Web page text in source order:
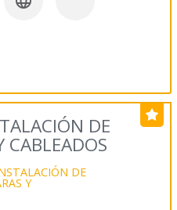
DE
CABLEADOS